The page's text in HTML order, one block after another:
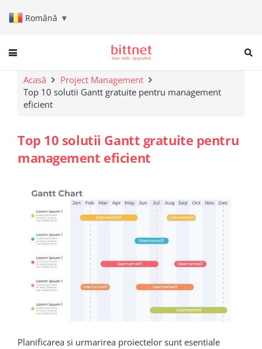
Română ▼
When autocomplete results
Acasă
Project Management
Top 10 solutii Gantt gratuite pentru management
eficient
Top 10 solutii Gantt gratuite pentru
management eficient
Planificarea si urmarirea proiectelor sunt esentiale